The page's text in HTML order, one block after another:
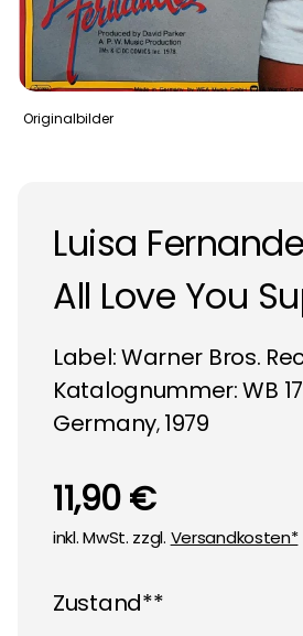
Originalbilder
Luisa
All Love You
Label:Warner Bros.
Katalognummer: WB 17
Germany, 1979
11,90 €
inkl. MwSt. zzgl. Versandkosten*
Zustand**